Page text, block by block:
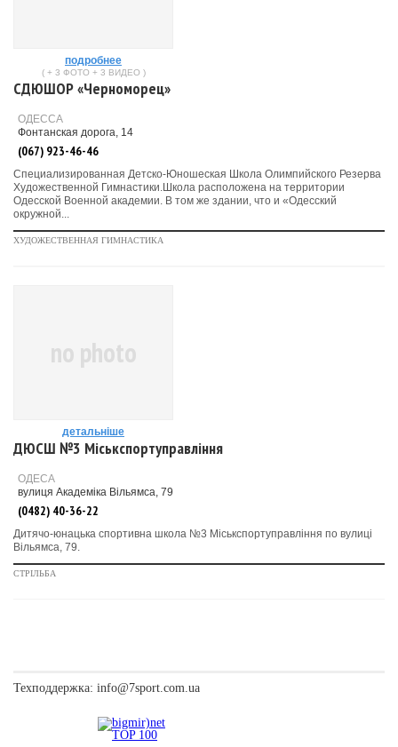
подробнее
( + 3 ФОТО + 3 ВИДЕО )
СДЮШОР «Черноморец»
ОДЕССА
Фонтанская дорога, 14
(067) 923-46-46
Специализированная Детско-Юношеская Школа Олимпийского Резерва
Художественной Гимнастики.Школа расположена на территории
Одесской Военной академии. В том же здании, что и «Одесский
окружной...
ХУДОЖЕСТВЕННАЯ ГИМНАСТИКА
no photo
детальніше
ДЮСШ №3 Міськспортуправління
ОДЕСА
вулиця Академіка Вільямса, 79
(0482) 40-36-22
Дитячо-юнацька спортивна школа №3 Міськспортуправління по вулиці
Вільямса, 79.
СТРІЛЬБА
Техподдержка: info@7sport.com.ua